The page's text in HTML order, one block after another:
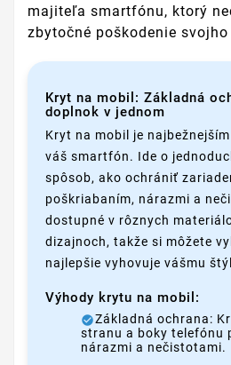
majiteľa smartfónu, ktorý
zbytočné poškodenie
Kryt na mobil: Základná
doplnok v jednom
Kryt na mobil je
váš smartfón. Ide o
spôsob, ako ochrániť
poškriabaním, nárazmi a
dostupné v rôznych
dizajnoch, takže si môžete
najlepšie vyhovuje vášmu
Výhody krytu na mobil:
Základná ochrana:
stranu a boky telefónu
nárazmi a nečistotami.